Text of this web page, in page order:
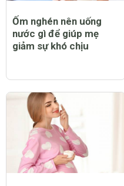
Ốm nghén nên uống
nước gì để giúp mẹ
giảm sự khó chịu